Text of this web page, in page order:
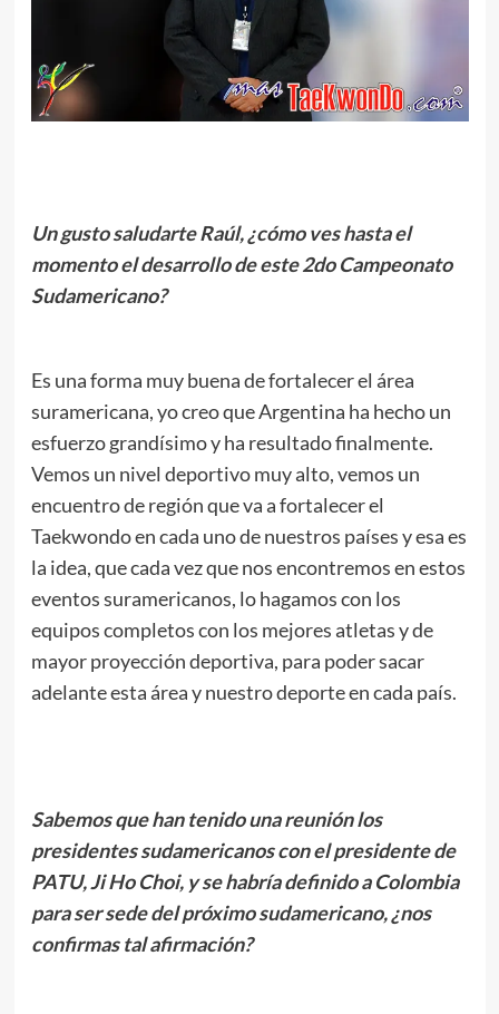
Un gusto saludarte Raúl, ¿cómo ves hasta el
momento el desarrollo de este 2do Campeonato
Sudamericano?
Es una forma muy buena de fortalecer el área
suramericana, yo creo que Argentina ha hecho un
esfuerzo grandísimo y ha resultado finalmente.
Vemos un nivel deportivo muy alto, vemos un
encuentro de región que va a fortalecer el
Taekwondo en cada uno de nuestros países y esa es
la idea, que cada vez que nos encontremos en estos
eventos suramericanos, lo hagamos con los
equipos completos con los mejores atletas y de
mayor proyección deportiva, para poder sacar
adelante esta área y nuestro deporte en cada país.
Sabemos que han tenido una reunión los
presidentes sudamericanos con el presidente de
PATU, Ji Ho Choi, y se habría definido a Colombia
para ser sede del próximo sudamericano, ¿nos
confirmas tal afirmación?